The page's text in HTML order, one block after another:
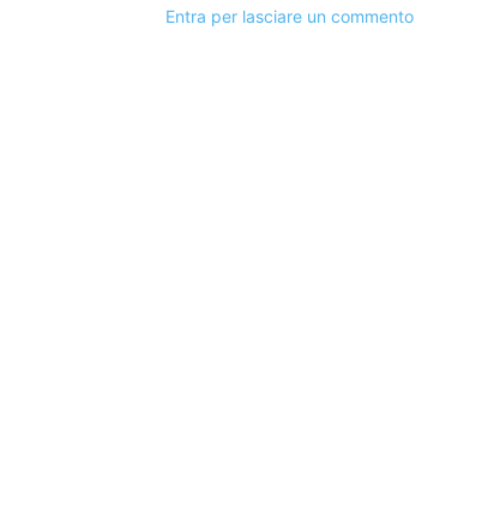
Entra per lasciare un commento